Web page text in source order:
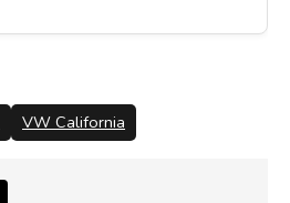
VW California